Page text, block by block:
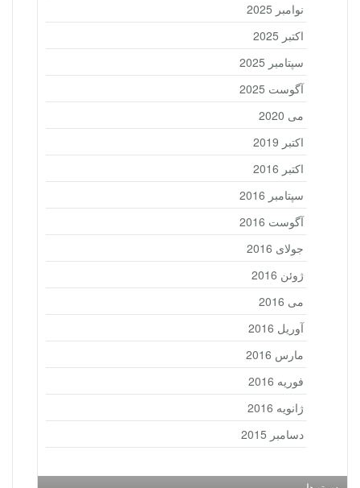
نوامبر 2025
اکتبر 2025
سپتامبر 2025
آگوست 2025
می 2020
اکتبر 2019
اکتبر 2016
سپتامبر 2016
آگوست 2016
جولای 2016
ژوئن 2016
می 2016
آوریل 2016
مارس 2016
فوریه 2016
ژانویه 2016
دسامبر 2015